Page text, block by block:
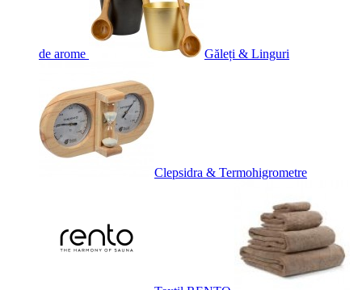
de arome Găleți & Linguri
Clepsidra & Termohigrometre